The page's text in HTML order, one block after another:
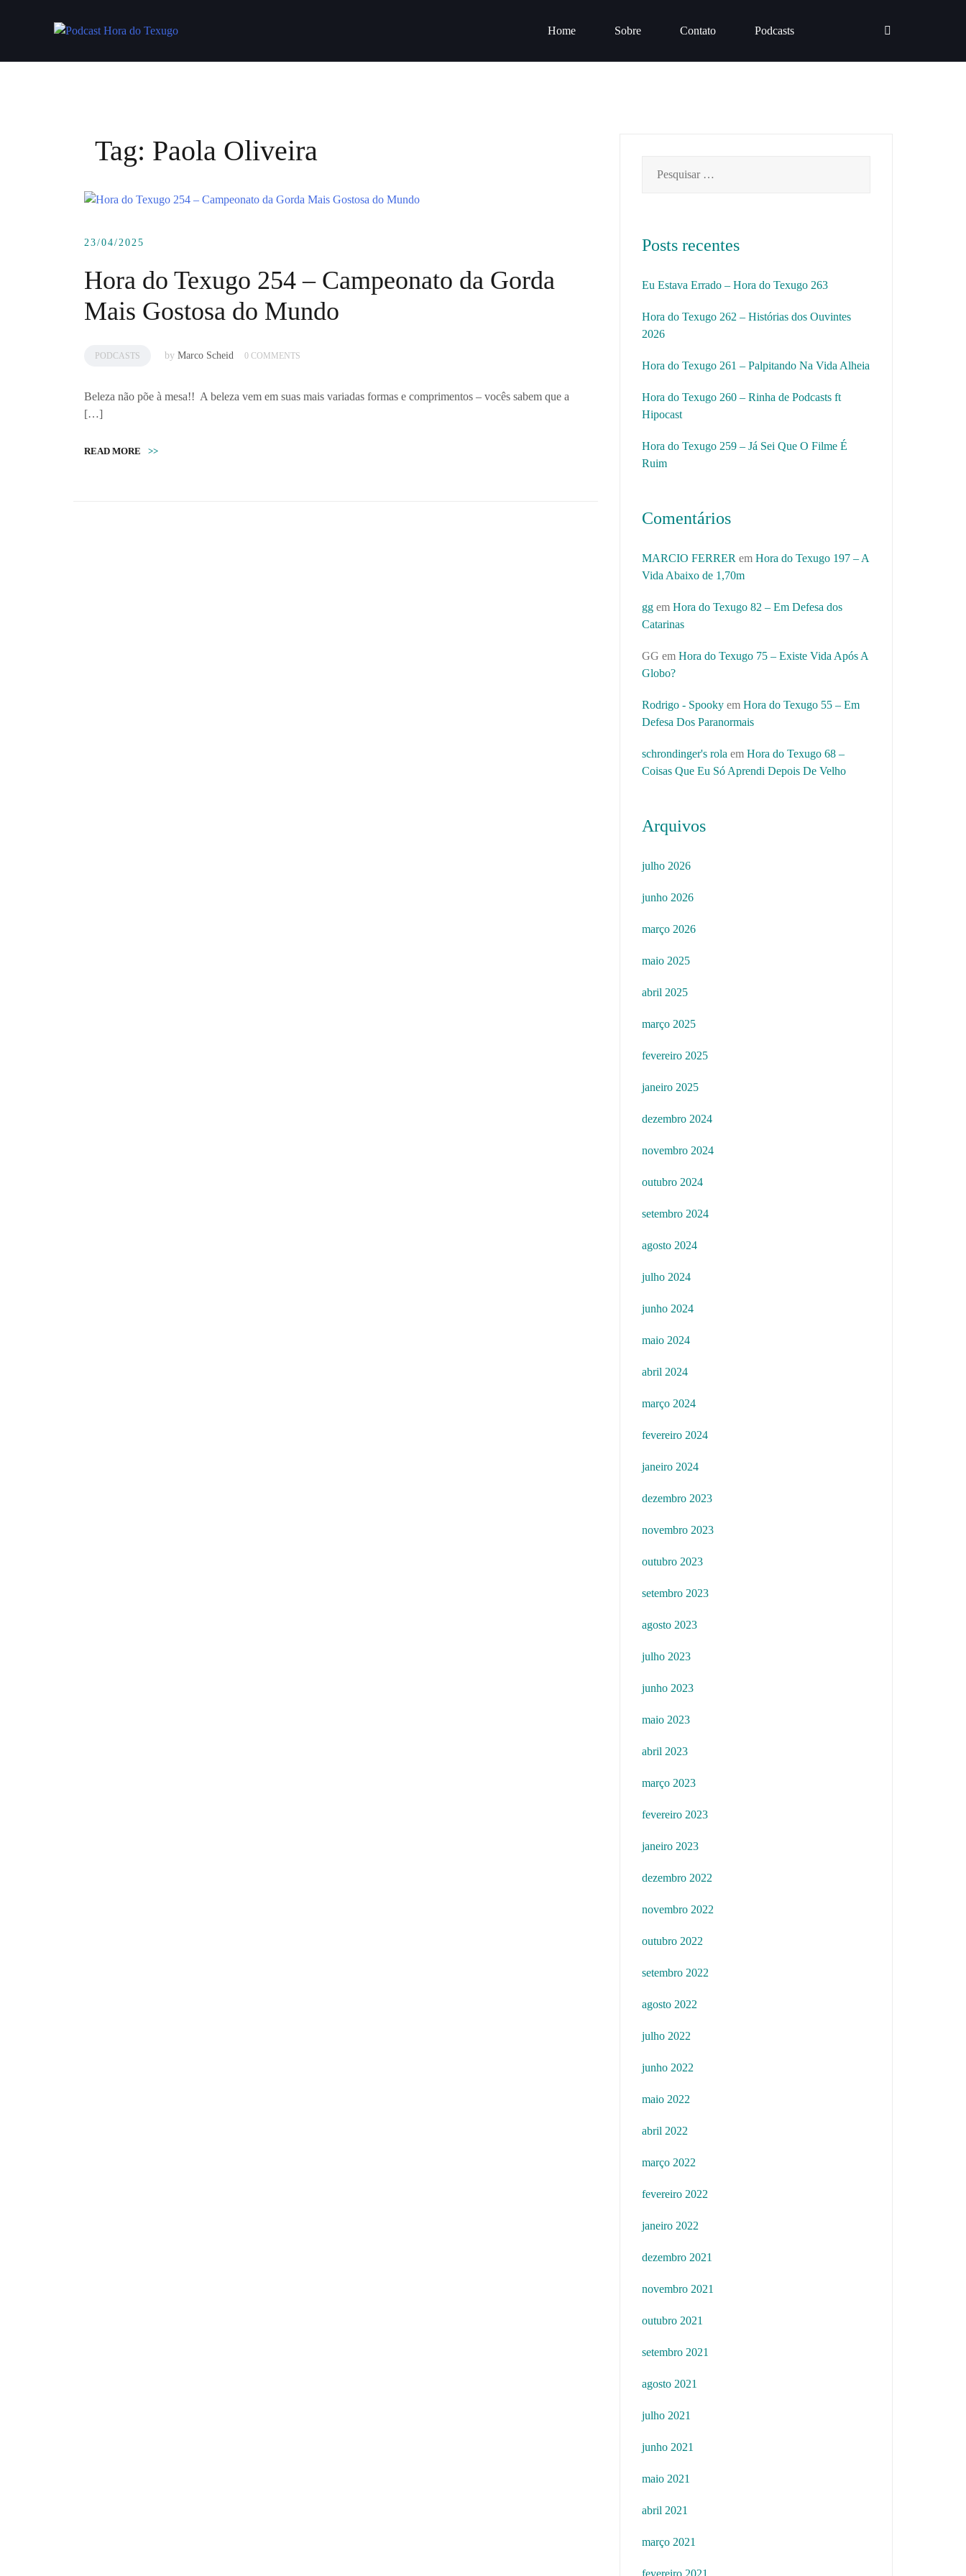
Home Sobre Contato Podcasts
Tag: Paola Oliveira
23/04/2025
Hora do Texugo 254 – Campeonato da Gorda
Mais Gostosa do Mundo
PODCASTS by Marco Scheid 0 COMMENTS
Beleza não põe à mesa!! A beleza vem em suas mais variadas formas e comprimentos – vocês sabem que a
[…]
READ MORE >>
por:
Posts recentes
Eu Estava Errado – Hora do Texugo 263
Hora do Texugo 262 – Histórias dos Ouvintes
2026
Hora do Texugo 261 – Palpitando Na Vida Alheia
Hora do Texugo 260 – Rinha de Podcasts ft
Hipocast
Hora do Texugo 259 – Já Sei Que O Filme É
Ruim
Comentários
MARCIO FERRER em Hora do Texugo 197 – A
Vida Abaixo de 1,70m
gg em Hora do Texugo 82 – Em Defesa dos
Catarinas
GG em Hora do Texugo 75 – Existe Vida Após A
Globo?
Rodrigo - Spooky em Hora do Texugo 55 – Em
Defesa Dos Paranormais
schrondinger's rola em Hora do Texugo 68 –
Coisas Que Eu Só Aprendi Depois De Velho
Arquivos
julho 2026
junho 2026
março 2026
maio 2025
abril 2025
março 2025
fevereiro 2025
janeiro 2025
dezembro 2024
novembro 2024
outubro 2024
setembro 2024
agosto 2024
julho 2024
junho 2024
maio 2024
abril 2024
março 2024
fevereiro 2024
janeiro 2024
dezembro 2023
novembro 2023
outubro 2023
setembro 2023
agosto 2023
julho 2023
junho 2023
maio 2023
abril 2023
março 2023
fevereiro 2023
janeiro 2023
dezembro 2022
novembro 2022
outubro 2022
setembro 2022
agosto 2022
julho 2022
junho 2022
maio 2022
abril 2022
março 2022
fevereiro 2022
janeiro 2022
dezembro 2021
novembro 2021
outubro 2021
setembro 2021
agosto 2021
julho 2021
junho 2021
maio 2021
abril 2021
março 2021